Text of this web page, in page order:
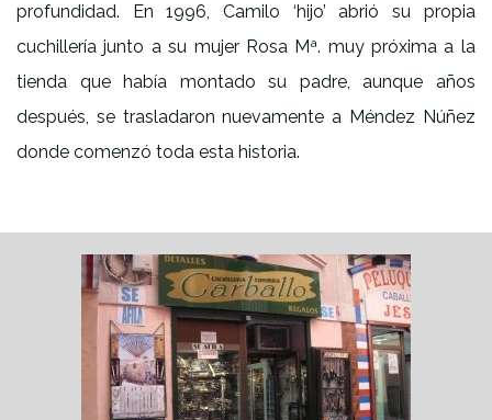
profundidad. En 1996, Camilo ‘hijo’ abrió su propia
cuchillería junto a su mujer Rosa Mª. muy próxima a la
tienda que había montado su padre, aunque años
después, se trasladaron nuevamente a Méndez Núñez
donde comenzó toda esta historia.